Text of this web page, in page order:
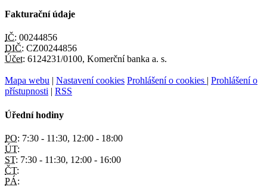
Fakturační údaje
IČ: 00244856
DIČ: CZ00244856
Účet: 6124231/0100, Komerční banka a. s.
Mapa webu Nastavení cookies Prohlášení o cookies
Prohlášení o
přístupnosti
RSS
Úřední hodiny
PO: 7:30 - 11:30, 12:00 - 18:00
ÚT:
ST: 7:30 - 11:30, 12:00 - 16:00
ČT:
PÁ: